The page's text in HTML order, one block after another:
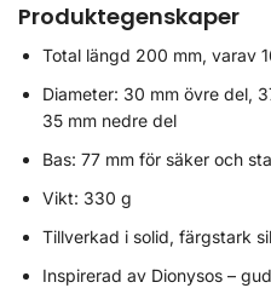
Produktegenskaper
Total längd 200 mm, varav
Diameter: 30 mm övre del,
35 mm nedre del
Bas: 77 mm för säker och
Vikt: 330 g
Tillverkad i solid, färgstark
Inspirerad av Dionysos –